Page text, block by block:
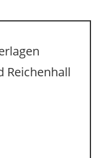
Reichenhall